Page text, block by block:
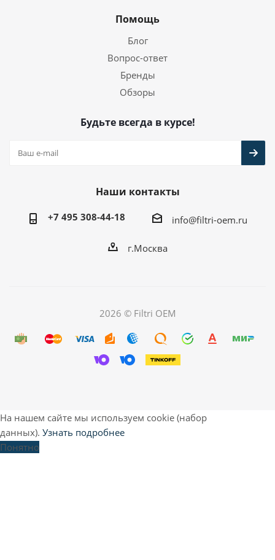
Помощь
Блог
Вопрос-ответ
Бренды
Обзоры
Будьте всегда в курсе!
Наши контакты
+7 495 308-44-18 info@filtri-oem.ru
г.Москва
2026 © Filtri OEM
На нашем сайте мы используем cookie (набор
данных). Узнать подробнее
Понятно